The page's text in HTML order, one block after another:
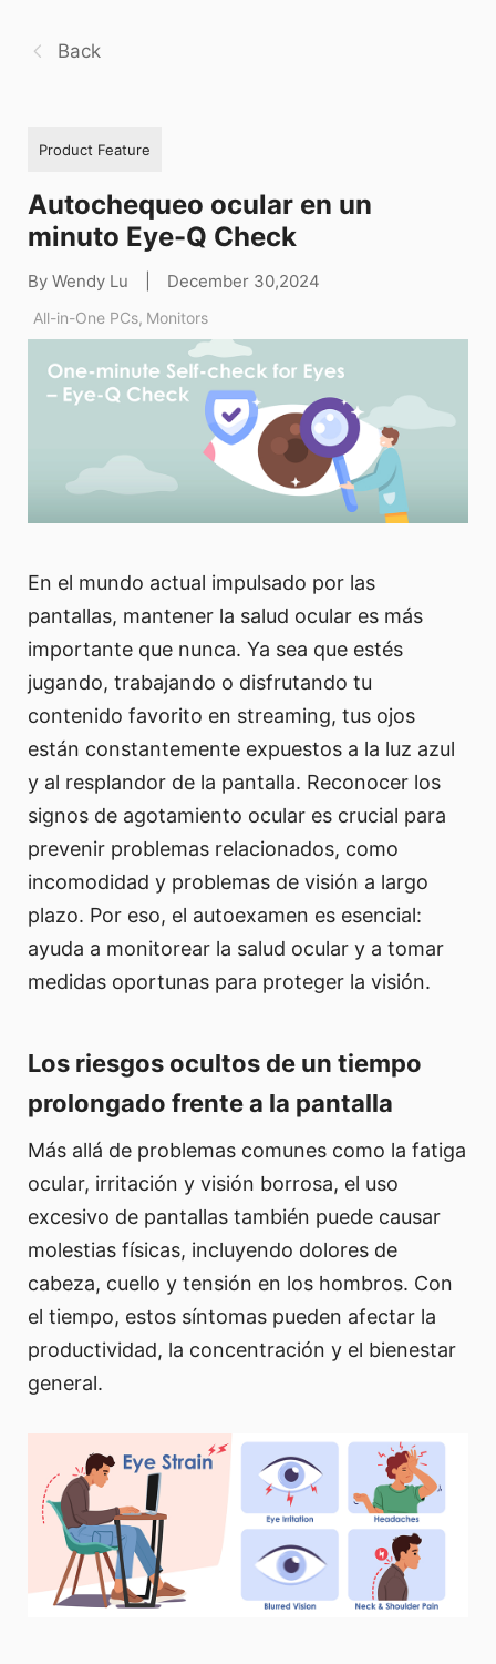
Back
Product Feature
Autochequeo ocular en un
minuto Eye-Q Check
By Wendy Lu December 30,2024
All-in-One PCs, Monitors
En el mundo actual impulsado por las
pantallas, mantener la salud ocular es más
importante que nunca. Ya sea que estés
jugando, trabajando o disfrutando tu
contenido favorito en streaming, tus ojos
están constantemente expuestos a la luz azul
y al resplandor de la pantalla. Reconocer los
signos de agotamiento ocular es crucial para
prevenir problemas relacionados, como
incomodidad y problemas de visión a largo
plazo. Por eso, el autoexamen es esencial:
ayuda a monitorear la salud ocular y a tomar
medidas oportunas para proteger la visión.
Los riesgos ocultos de un tiempo
prolongado frente a la pantalla
Más allá de problemas comunes como la fatiga
ocular, irritación y visión borrosa, el uso
excesivo de pantallas también puede causar
molestias físicas, incluyendo dolores de
cabeza, cuello y tensión en los hombros. Con
el tiempo, estos síntomas pueden afectar la
productividad, la concentración y el bienestar
general.